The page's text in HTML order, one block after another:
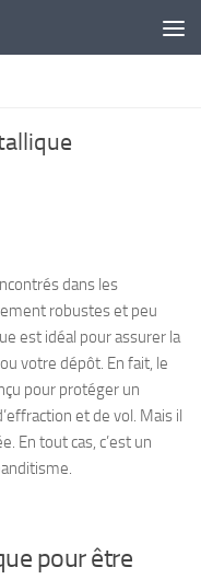
dans les
robustes et peu
est idéal pour assurer la
votre dépôt. En fait, le
pour protéger un
et de vol. Mais il
En tout cas, c’est un
pour être